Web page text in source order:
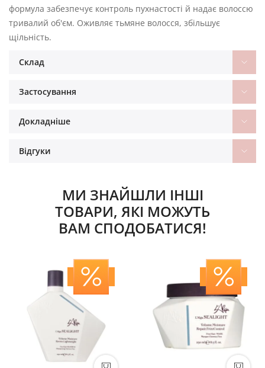
формула забезпечує контроль пухнастості й надає волоссю
тривалий об'єм. Оживляє тьмяне волосся, збільшує
щільність.
Склад
Застосування
Докладніше
Відгуки
МИ ЗНАЙШЛИ ІНШІ
ТОВАРИ, ЯКІ МОЖУТЬ
ВАМ СПОДОБАТИСЯ!